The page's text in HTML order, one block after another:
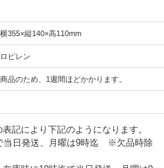
355×縦140×高110mm
ピレン
品のため、1週間ほどかかります。
により下記のようになります。
日発送、月曜は9時迄 ※欠品時除